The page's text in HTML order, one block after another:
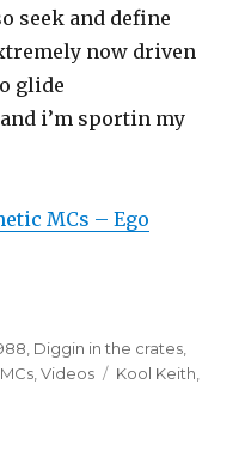
seek and define
now driven
glide
i’m sportin my
MCs – Ego
Diggin in the crates
,Videos Schlagwörter
Kool Keith